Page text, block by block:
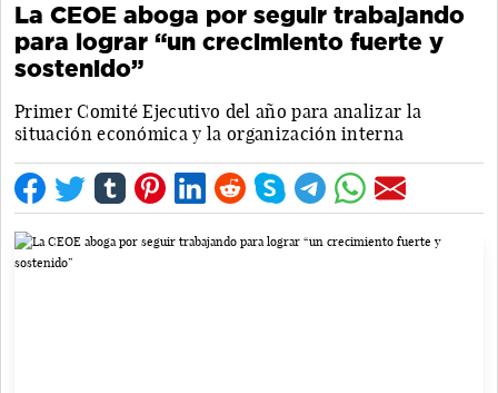
La CEOE aboga por seguir trabajando
para lograr “un crecimiento fuerte y
sostenido”
Primer Comité Ejecutivo del año para analizar la
situación económica y la organización interna